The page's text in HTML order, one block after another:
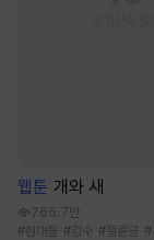
웹툰 개와 새
765.7만
#현대물 #강수 #절륜공 #